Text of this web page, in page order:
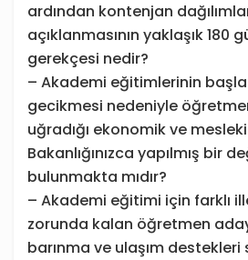
ardından kontenjan
açıklanmasının yaklaşık 180
gerekçesi nedir?
– Akademi eğitimlerinin
gecikmesi nedeniyle
uğradığı ekonomik ve
Bakanlığınızca yapılmış bir
bulunmakta mıdır?
– Akademi eğitimi için farklı
zorunda kalan öğretmen
barınma ve ulaşım